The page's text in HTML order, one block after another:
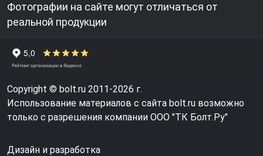
Фотографии на сайте могут отличаться от
реальной продукции
Copyright © bolt.ru 2011-2026 г.
Использование материалов с сайта bolt.ru возможно
только с разрешения компании ООО "ТК Болт.Ру"
Дизайн и разработка